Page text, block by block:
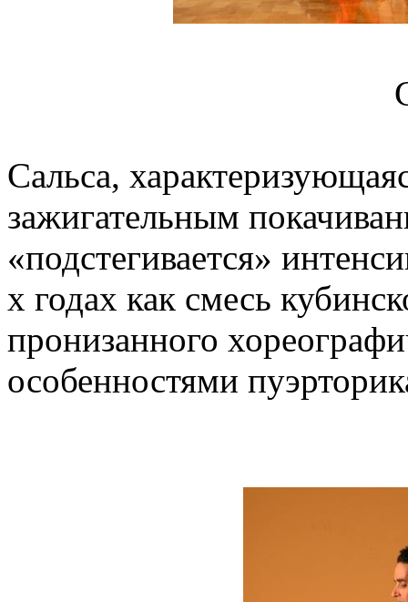
Сальса,
зажигательным
«подстегивается»
х годах как смесь
пронизанного
особенностями